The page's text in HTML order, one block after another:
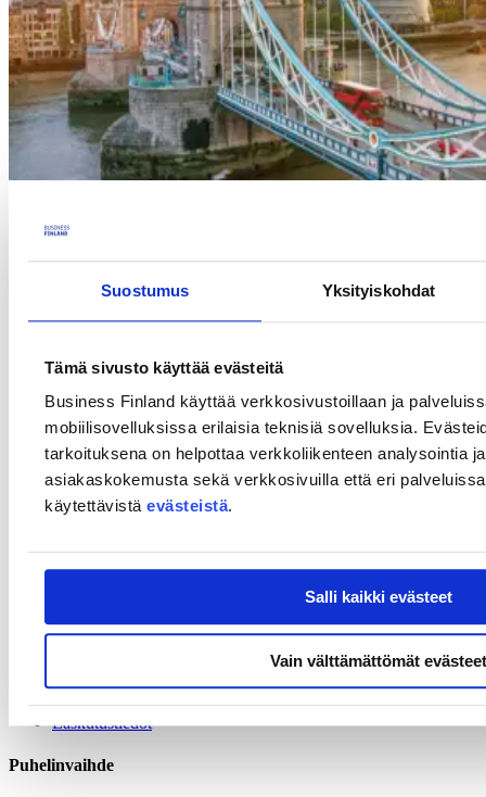
Suostumus Yksityiskohdat
Tämä sivusto käyttää evästeitä
Business Finland käyttää verkkosivustoillaan ja
mobiilisovelluksissa erilaisia teknisiä sovelluksia.
tarkoituksena on helpottaa verkkoliikenteen analysointia
asiakaskokemusta sekä verkkosivuilla että eri
käytettävistä evästeistä.
Salli kaikki evästeet
Vain välttämättömät evästeet
painopisteenä digitaaliset terveysratkaisut. Tämä webinaari esittelee
Ison-Britannian lähestymistavan digitaalisten terveysratkaisujen
siihen, miten Ison-Britannian korvauskäytännöt eroavat muista
Tämä webinaari on varattu suomalaisille yrityksille.
Tarkemmat tiedot tapahtumasta ja yksityiskohtaisen aikataulun
löydätenglanninkieliseltä tapahtumasivulta.
Kirjaamo
Laskutustiedot
Puhelinvaihde